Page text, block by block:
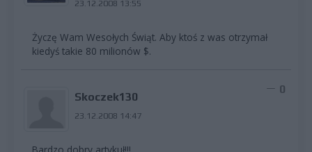
23.12.2008 13:55
Życzę Wam Wesołych Świąt. Aby ktoś z was otrzymał
kiedyś takie 80 milionów $.
Skoczek130
23.12.2008 14:47
0